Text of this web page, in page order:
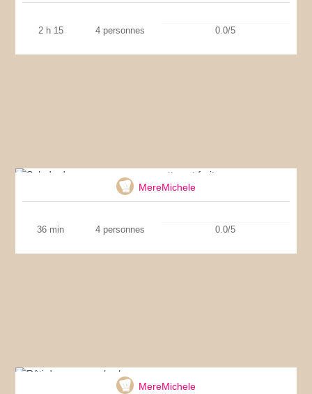
2 h 15 4 personnes 0.0/5
MereMichele
36 min 4 personnes 0.0/5
MereMichele